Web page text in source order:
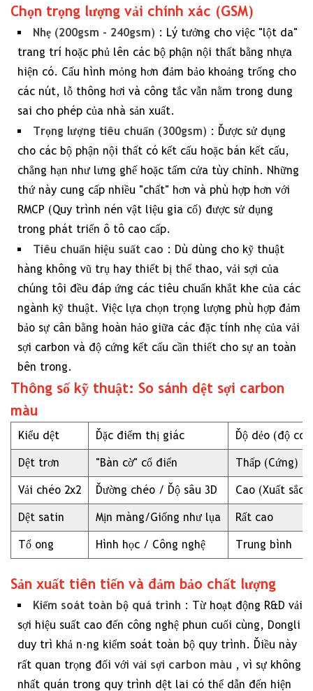
Sản
xuất
tiên
tiến
và
đảm
bảo
chất
6
Câu
hỏi
thường
gặp
về
kỹ
thuật
hạng
nặng
7
Tài
liệu
tham
khảo
kỹ
thuật
Chọn trọng lượng vải chính xác (GSM)
Nhẹ (200gsm - 240gsm) : Lý tưởng cho việc "lột da"
trang trí hoặc phủ lên các bộ phận nội thất bằng nhựa
hiện có. Cấu hình mỏng hơn đảm bảo khoảng trống cho
các nút, lỗ thông hơi và công tắc vẫn nằm trong dung
sai cho phép của nhà sản xuất.
Trọng lượng tiêu chuẩn (300gsm) : Được sử dụng
cho các bộ phận nội thất có kết cấu hoặc bán kết cấu,
chẳng hạn như lưng ghế hoặc tấm cửa tùy chỉnh. Những
thứ này cung cấp nhiều "chất" hơn và phù hợp hơn với
RMCP (Quy trình nén vật liệu gia cố) được sử dụng
trong phát triển ô tô cao cấp.
Tiêu chuẩn hiệu suất cao : Dù dùng cho kỹ thuật
hàng không vũ trụ hay thiết bị thể thao, vải sợi của
chúng tôi đều đáp ứng các tiêu chuẩn khắt khe của các
ngành kỹ thuật. Việc lựa chọn trọng lượng phù hợp đảm
bảo sự cân bằng hoàn hảo giữa các đặc tính nhẹ của vải
sợi carbon và độ cứng kết cấu cần thiết cho sự an toàn
bên trong.
Thông số kỹ thuật: So sánh dệt sợi carbon
màu
Kiểu dệt Đặc điểm thị giác Độ dẻo (độ
Dệt trơn "Bàn cờ" cổ điển Thấp (Cứng)
Vải chéo 2x2 Đường chéo / Độ sâu 3D Cao (Xuất sắc)
Dệt satin Mịn màng/Giống như lụa Rất cao
Tổ ong Hình học / Công nghệ Trung bình
Sản xuất tiên tiến và đảm bảo chất lượng
Kiểm soát toàn bộ quá trình : Từ hoạt động R&D vải
sợi hiệu suất cao đến công nghệ phun cuối cùng, Dongli
duy trì khả năng kiểm soát toàn bộ quy trình. Điều này
rất quan trọng đối với vải sợi carbon màu , vì sự không
nhất quán trong quy trình dệt lai có thể dẫn đến hiện